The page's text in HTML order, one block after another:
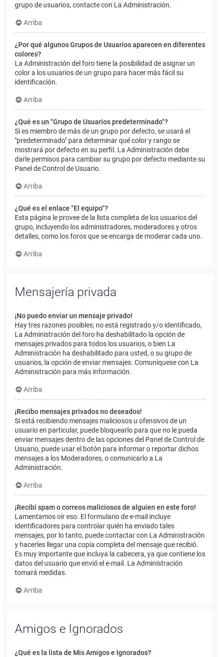
grupo de usuarios, contacte con La Administración.
Arriba
¿Por qué algunos Grupos de Usuarios aparecen en diferentes
colores?
La Administración del foro tiene la posibilidad de asignar un
color a los usuarios de un grupo para hacer más fácil su
identificación.
Arriba
¿Qué es un "Grupo de Usuarios predeterminado"?
Si es miembro de más de un grupo por defecto, se usará el
"predeterminado" para determinar qué color y rango se
mostrará por defecto en su perfil. La Administración debe
darle permisos para cambiar su grupo por defecto mediante su
Panel de Control de Usuario.
Arriba
¿Qué es el enlace "El equipo"?
Esta página le provee de la lista completa de los usuarios del
grupo, incluyendo los administradores, moderadores y otros
detalles, como los foros que se encarga de moderar cada uno.
Arriba
Mensajería privada
¡No puedo enviar un mensaje privado!
Hay tres razones posibles; no está registrado y/o identificado,
La Administración del foro ha deshabilitado la opción de
mensajes privados para todos los usuarios, o bien La
Administración ha deshabilitado para usted, o su grupo de
usuarios, la opción de enviar mensajes. Comuníquese con La
Administración para más información.
Arriba
¡Recibo mensajes privados no deseados!
Si está recibiendo mensajes maliciosos u ofensivos de un
usuario en particular, puede bloquearlo para que no le pueda
enviar mensajes dentro de las opciones del Panel de Control de
Usuario, puede usar el botón para informar o reportar dichos
mensajes a los Moderadores, o comunicarlo a La
Administración.
Arriba
¡Recibí spam o correos maliciosos de alguien en este foro!
Lamentamos oír eso. El formulario de e-mail incluye
identificadores para controlar quién ha enviado tales
mensajes, por lo tanto, puede contactar con La Administración
y hacerles llegar una copia completa del mensaje que recibió.
Es muy importante que incluya la cabecera, ya que contiene los
datos del usuario que envió el e-mail. La Administración
tomará medidas.
Arriba
Amigos e Ignorados
¿Qué es la lista de Mis Amigos e Ignorados?